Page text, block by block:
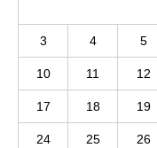
3 4 5
10 11 12
17 18 19
24 25 26